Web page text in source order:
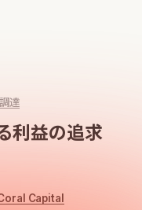
達
利益の追求
Capital